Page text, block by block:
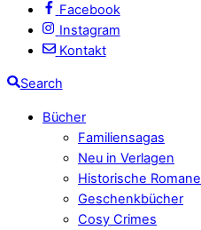
Facebook
Instagram
Kontakt
Search
Bücher
Familiensagas
Neu in Verlagen
Historische Romane
Geschenkbücher
Cosy Crimes